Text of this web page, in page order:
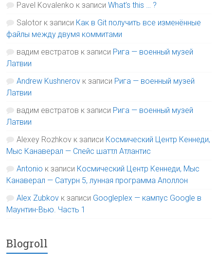
Pavel Kovalenko к записиWhat’s this … ?
Salotor к записи Как в Git получить все изменённые
файлы между двумя коммитами
вадим евстратов к записи Рига — военный музей
Латвии
Andrew Kushnerov к записи Рига — военный музей
Латвии
вадим евстратов к записи Рига — военный музей
Латвии
Alexey Rozhkov к записи Космический Центр Кеннеди,
Мыс Канаверал — Спейс шаттл Атлантис
Antonio к записи Космический Центр Кеннеди, Мыс
Канаверал — Сатурн 5, лунная программа Аполлон
Alex Zubkov к записи Googleplex — кампус Google в
Маунтин-Вью. Часть 1
Blogroll